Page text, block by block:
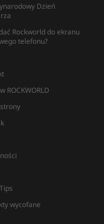
Dzień
Rockworld do ekranu
telefonu?
ROCKWORLD
wycofane